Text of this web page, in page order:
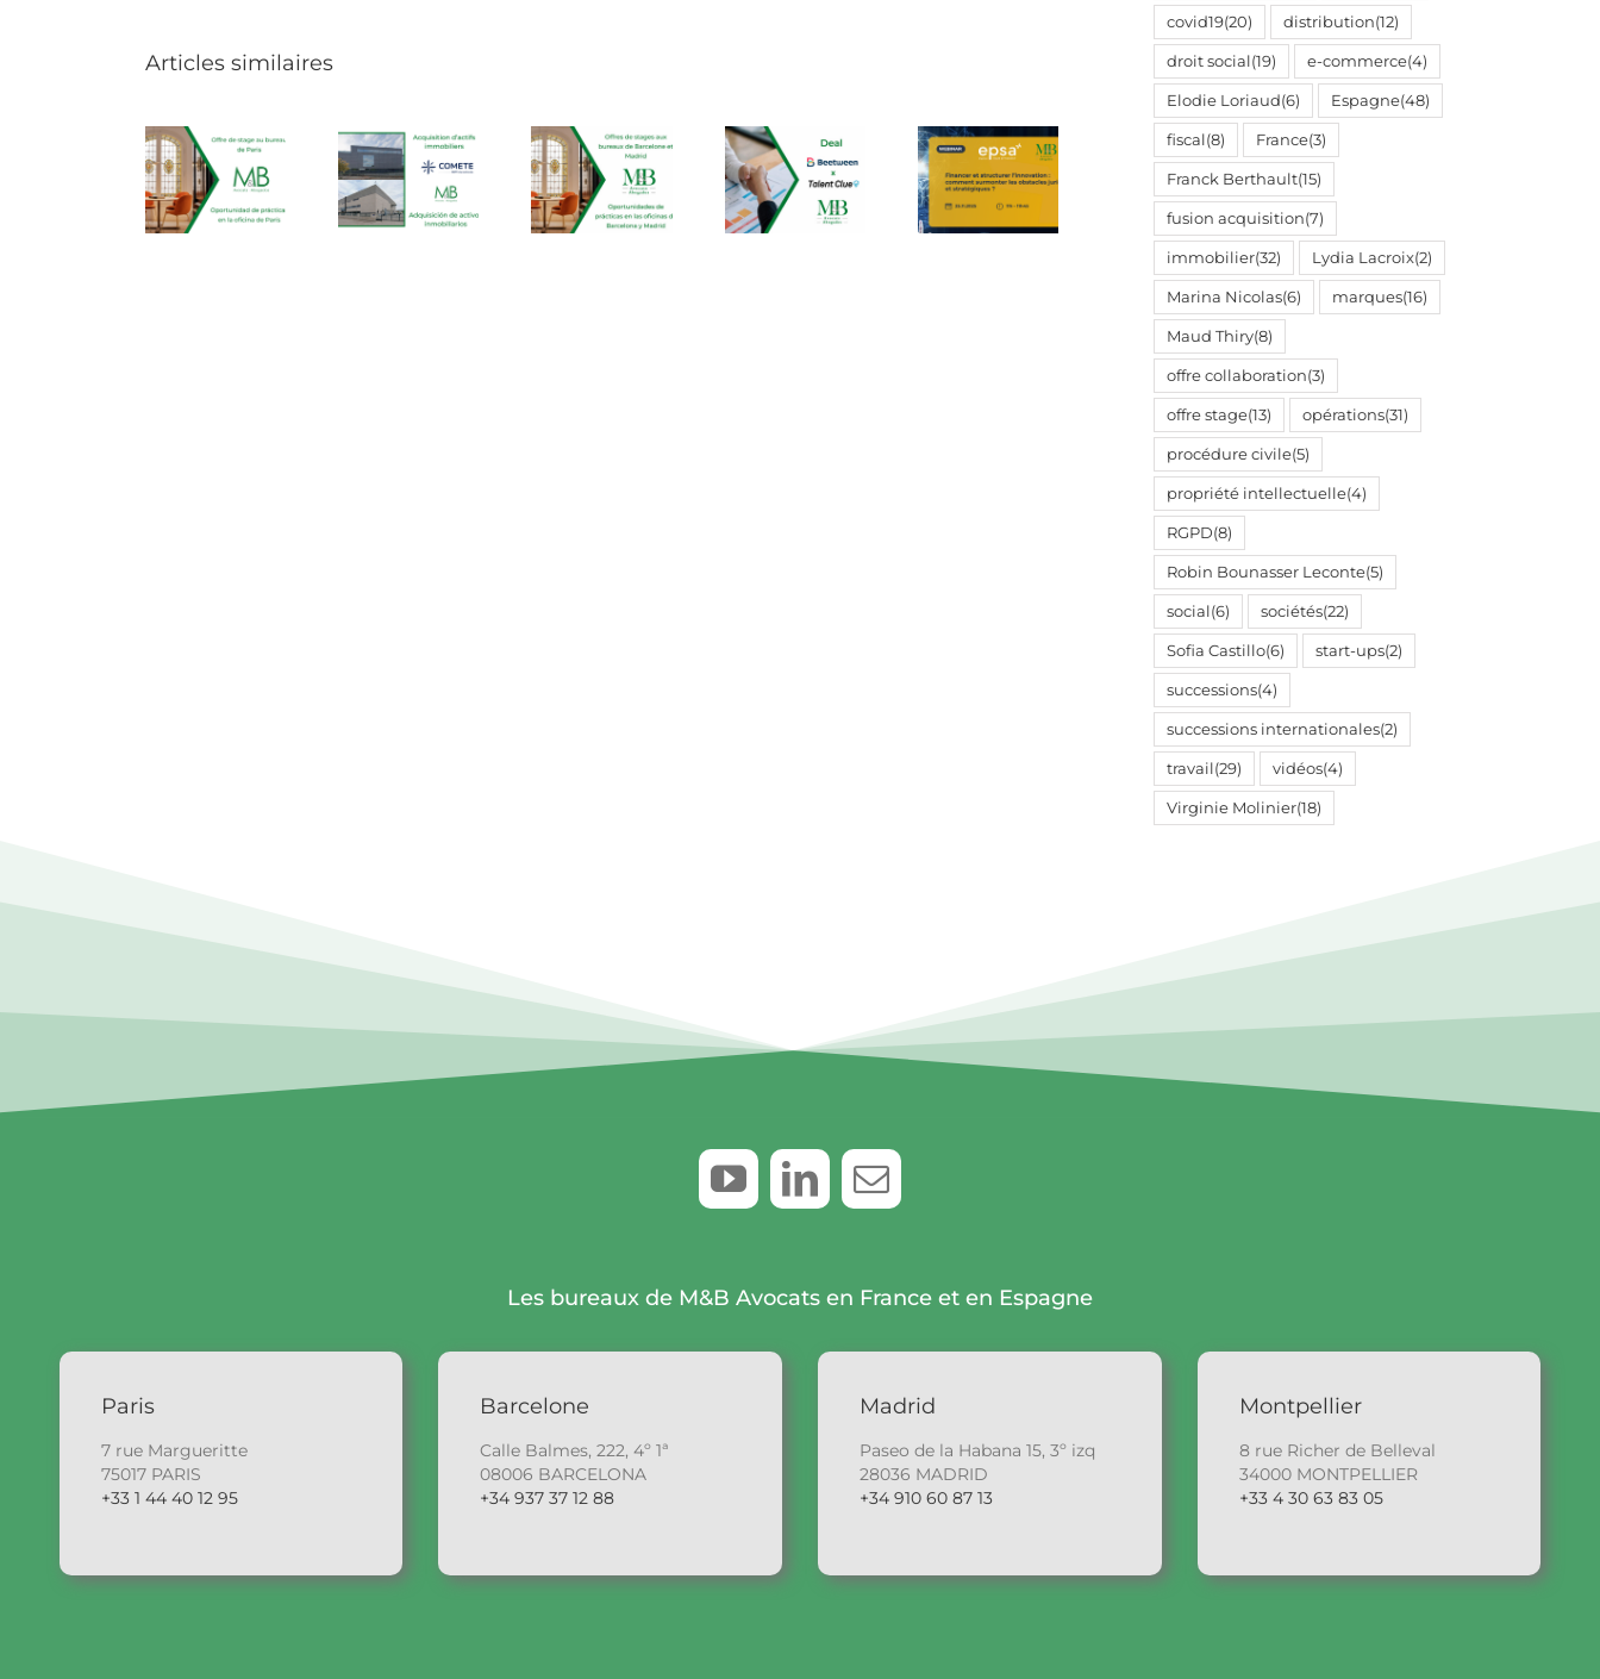
Articles similaires
covid19(20) distribution(12)
droit social (19) e-commerce(4)
Elodie Loriaud(6) Espagne(48)
fiscal (8) France(3)
Franck Berthault(15)
fusion acquisition(7)
immobilier(32) Lydia Lacroix(2)
Marina Nicolas(6) marques(16)
Maud Thiry(8)
offre collaboration(3)
offre stage(13) opérations(31)
procédure civile(5)
propriété intellectuelle(4)
RGPD(8)
Robin Bounasser Leconte(5)
social (6) sociétés(22)
Sofia Castillo(6) start-ups(2)
successions(4)
successions internationales(2)
travail (29) vidéos(4)
Virginie Molinier(18)
Les bureaux de M&B Avocats en France et en Espagne
Paris
7 rue Margueritte
75017 PARIS
+33 1 44 40 12 95
Barcelone
Calle Balmes, 222, 4º 1ª
08006 BARCELONA
+34 937 37 12 88
Madrid
Paseo de la Habana 15, 3º izq
28036 MADRID
+34 910 60 87 13
Montpellier
8 rue Richer de Belleval
34000 MONTPELLIER
+33 4 30 63 83 05